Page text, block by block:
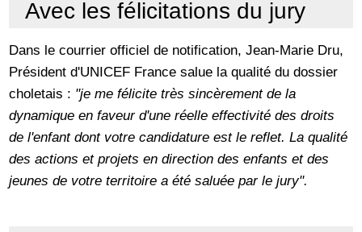
Avec les félicitations du jury
Dans le courrier officiel de notification, Jean-Marie Dru,
Président d'UNICEF France salue la qualité du dossier
choletais : "je me félicite très sincèrement de la
dynamique en faveur d'une réelle effectivité des droits
de l'enfant dont votre candidature est le reflet. La qualité
des actions et projets en direction des enfants et des
jeunes de votre territoire a été saluée par le jury".